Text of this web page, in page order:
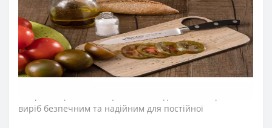
Лезо ножа для томатів виготовили з ексклюзивної
нержавіючої сталі NITRUM, що має надвисоку ріжучу
здатність, підвищену твердість та корозостійкість. У
результаті лезо ножа для кухні довго не затуплюється,
не ржавіє, тому виріб має довгий термін служби,
забезпечуючи економічну ефективність інвентарю.
виріб безпечним та надійним для постійної